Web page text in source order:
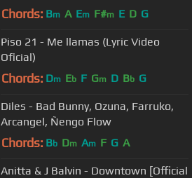
Chords: Bm A Em F#m E D G
Piso 21 - Me llamas (Lyric Video
Oficial)
Chords: Dm Eb F Gm D Bb G
Diles - Bad Bunny, Ozuna, Farruko,
Arcangel, Ñengo Flow
Chords: Bb Dm Am F G A
Anitta & J Balvin - Downtown [Official